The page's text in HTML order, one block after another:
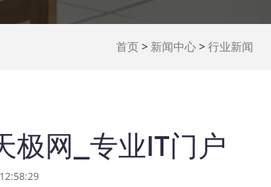
首页 > 新闻中心 > 行业新闻
极网_专业IT门户